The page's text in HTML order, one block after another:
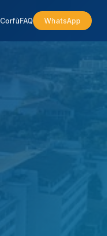
CorfùFAQ WhatsApp